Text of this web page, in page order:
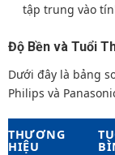
tập trung vào
Độ Bền và Tuổi
Dưới đây là bảng
Philips và
THƯƠNG
HIỆU